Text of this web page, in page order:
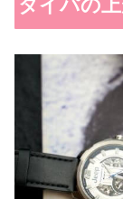
タイパの